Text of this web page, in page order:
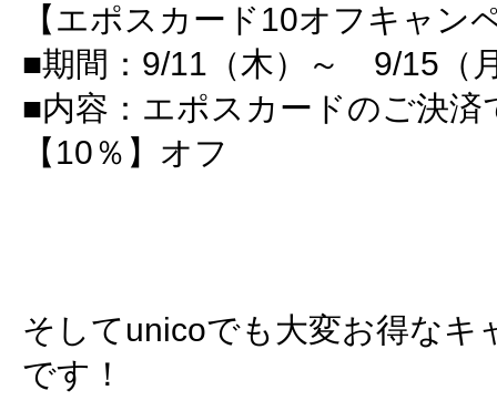
【エポスカード10オフキャン
■期間：9/11（木）～ 9/15（
■内容：エポスカードのご決済
【10％】オフ
そしてunicoでも大変お得なキ
です！